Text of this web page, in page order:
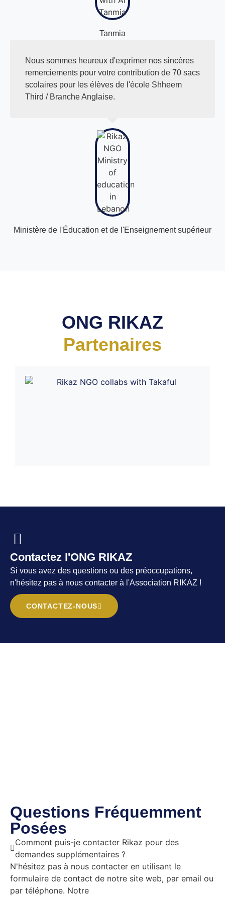
Tanmia
Nous sommes heureux d'exprimer nos sincères
remerciements pour votre contribution de 70 sacs
scolaires pour les élèves de l'école Shheem
Third / Branche Anglaise.
Ministère de l'Éducation et de l'Enseignement supérieur
ONG RIKAZ
Partenaires
Contactez l'ONG RIKAZ
Si vous avez des questions ou des préoccupations,
n'hésitez pas à nous contacter à l'Association RIKAZ !
CONTACTEZ-NOUS
Questions Fréquemment
Posées
Comment puis-je contacter Rikaz pour des
demandes supplémentaires ?
N'hésitez pas à nous contacter en utilisant le
formulaire de contact de notre site web, par email ou
par téléphone. Notre